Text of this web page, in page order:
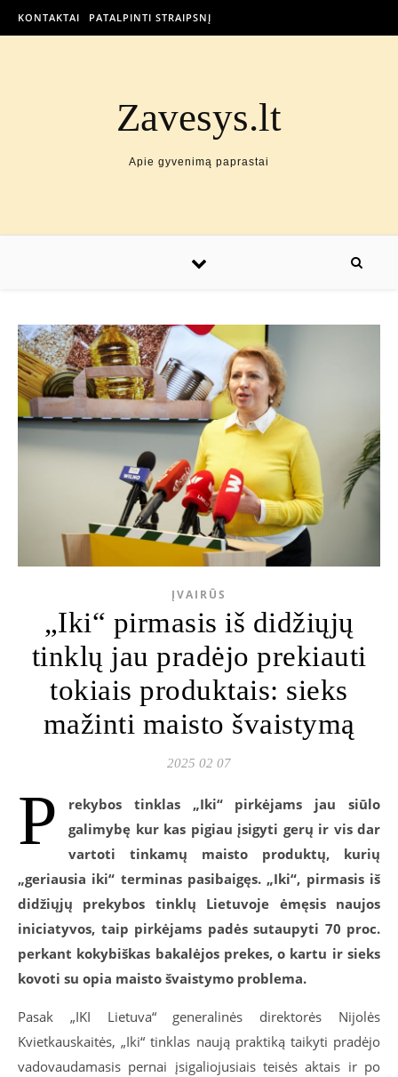
KONTAKTAI PATALPINTI STRAIPSNĮ
Zavesys.lt
Apie gyvenimą paprastai
ĮVAIRŪS
„Iki“ pirmasis iš didžiųjų
tinklų jau pradėjo prekiauti
tokiais produktais: sieks
mažinti maisto švaistymą
2025 02 07
P
rekybos tinklas „Iki“ pirkėjams jau siūlo
galimybę kur kas pigiau įsigyti gerų ir vis dar
vartoti tinkamų maisto produktų, kurių
„geriausia iki“ terminas pasibaigęs. „Iki“, pirmasis iš
didžiųjų prekybos tinklų Lietuvoje ėmęsis naujos
iniciatyvos, taip pirkėjams padės sutaupyti 70 proc.
perkant kokybiškas bakalėjos prekes, o kartu ir sieks
kovoti su opia maisto švaistymo problema.
Pasak „IKI Lietuva“ generalinės direktorės Nijolės
Kvietkauskaitės, „Iki“ tinklas naują praktiką taikyti pradėjo
vadovaudamasis pernai įsigaliojusiais teisės aktais ir po